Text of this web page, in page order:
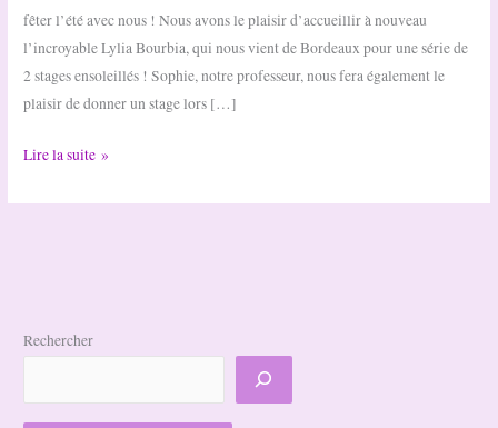
fêter l’été avec nous ! Nous avons le plaisir d’accueillir à nouveau
l’incroyable Lylia Bourbia, qui nous vient de Bordeaux pour une série de
2 stages ensoleillés ! Sophie, notre professeur, nous fera également le
plaisir de donner un stage lors […]
Belly
DO
Lire la suite »
Rechercher